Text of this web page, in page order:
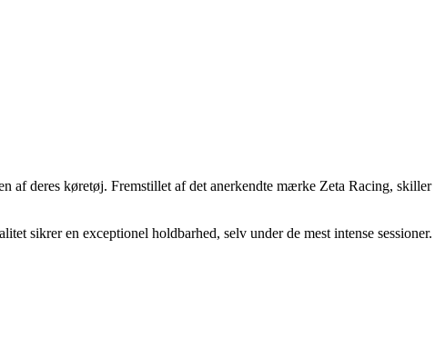
af deres køretøj. Fremstillet af det anerkendte mærke Zeta Racing, skiller
sikrer en exceptionel holdbarhed, selv under de mest intense sessioner.